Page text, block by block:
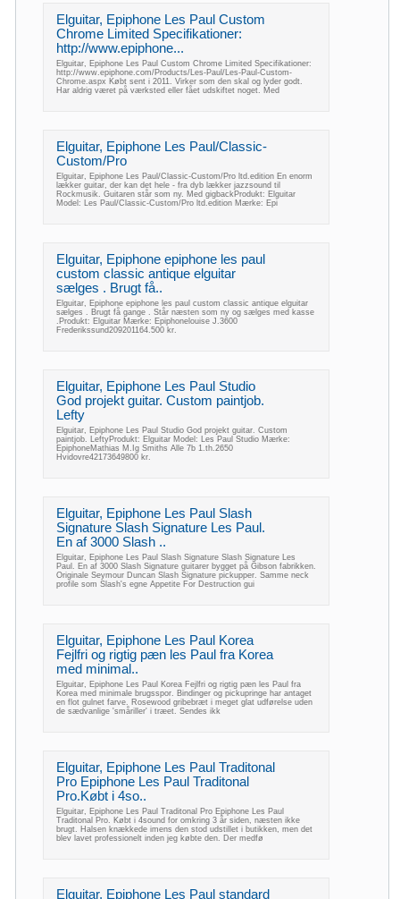
Elguitar, Epiphone Les Paul Custom
Chrome Limited Specifikationer:
http://www.epiphone...
Elguitar, Epiphone Les Paul Custom Chrome Limited Specifikationer:
http://www.epiphone.com/Products/Les-Paul/Les-Paul-Custom-
Chrome.aspx Købt sent i 2011. Virker som den skal og lyder godt.
Har aldrig været på værksted eller fået udskiftet noget. Med
Elguitar, Epiphone Les Paul/Classic-
Custom/Pro
Elguitar, Epiphone Les Paul/Classic-Custom/Pro ltd.edition En enorm
lækker guitar, der kan det hele - fra dyb lækker jazzsound til
Rockmusik. Guitaren står som ny. Med gigbackProdukt: Elguitar
Model: Les Paul/Classic-Custom/Pro ltd.edition Mærke: Epi
Elguitar, Epiphone epiphone les paul
custom classic antique elguitar
sælges . Brugt få..
Elguitar, Epiphone epiphone les paul custom classic antique elguitar
sælges . Brugt få gange . Står næsten som ny og sælges med kasse
.Produkt: Elguitar Mærke: Epiphonelouise J.3600
Frederikssund209201164.500 kr.
Elguitar, Epiphone Les Paul Studio
God projekt guitar. Custom paintjob.
Lefty
Elguitar, Epiphone Les Paul Studio God projekt guitar. Custom
paintjob. LeftyProdukt: Elguitar Model: Les Paul Studio Mærke:
EpiphoneMathias M.Ig Smiths Alle 7b 1.th.2650
Hvidovre42173649800 kr.
Elguitar, Epiphone Les Paul Slash
Signature Slash Signature Les Paul.
En af 3000 Slash ..
Elguitar, Epiphone Les Paul Slash Signature Slash Signature Les
Paul. En af 3000 Slash Signature guitarer bygget på Gibson fabrikken.
Originale Seymour Duncan Slash Signature pickupper. Samme neck
profile som Slash's egne Appetite For Destruction gui
Elguitar, Epiphone Les Paul Korea
Fejlfri og rigtig pæn les Paul fra Korea
med minimal..
Elguitar, Epiphone Les Paul Korea Fejlfri og rigtig pæn les Paul fra
Korea med minimale brugsspor. Bindinger og pickupringe har antaget
en flot gulnet farve. Rosewood gribebræt i meget glat udførelse uden
de sædvanlige 'småriller' i træet. Sendes ikk
Elguitar, Epiphone Les Paul Traditonal
Pro Epiphone Les Paul Traditonal
Pro.Købt i 4so..
Elguitar, Epiphone Les Paul Traditonal Pro Epiphone Les Paul
Traditonal Pro. Købt i 4sound for omkring 3 år siden, næsten ikke
brugt. Halsen knækkede imens den stod udstillet i butikken, men det
blev lavet professionelt inden jeg købte den. Der medfø
Elguitar, Epiphone Les Paul standard